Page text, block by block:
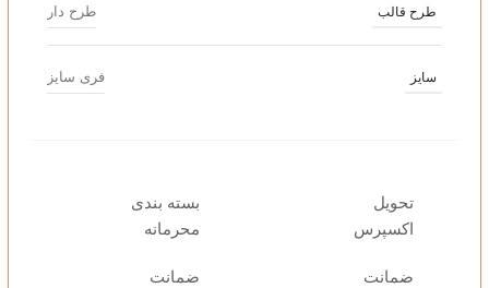
طرح قالب طرح دار
سایز فری سایز
ضمانت
ضمانت
بسته بندی
محرمانه
تحویل
اکسپرس